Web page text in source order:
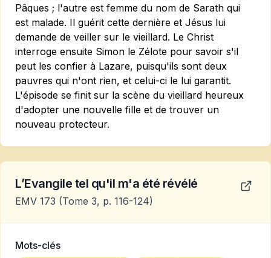
Pâques ; l'autre est femme du nom de Sarath qui
est malade. Il guérit cette dernière et Jésus lui
demande de veiller sur le vieillard. Le Christ
interroge ensuite Simon le Zélote pour savoir s'il
peut les confier à Lazare, puisqu'ils sont deux
pauvres qui n'ont rien, et celui-ci le lui garantit.
L'épisode se finit sur la scène du vieillard heureux
d'adopter une nouvelle fille et de trouver un
nouveau protecteur.
L’Evangile tel qu'il m'a été révélé
EMV 173 (Tome 3, p. 116-124)
Mots-clés